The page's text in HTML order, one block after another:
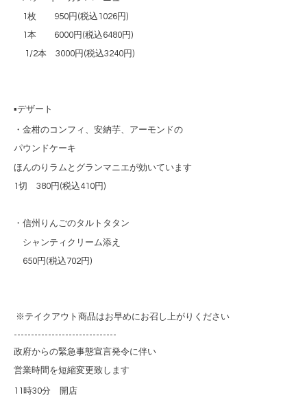
1枚 950円(税込1026円)
1本 6000円(税込6480円)
1/2本 3000円(税込3240円)
▪️デザート
・金柑のコンフィ、安納芋、 アーモンドの
パウンドケーキ
ほんのりラムとグランマニエが効いています
1切 380円(税込410円)
・信州りんごのタルトタタン
シャンティクリーム添え
650円(税込702円)
※テイクアウト商品はお早めにお召し上がりください
------------------------------
政府からの緊急事態宣言発令に伴い
営業時間を短縮変更致します
11 時30分 開店